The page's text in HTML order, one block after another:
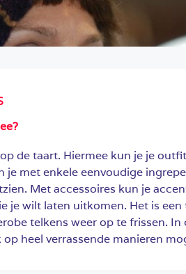
de taart. Hiermee kun je je
je met enkele eenvoudige
Met accessoires kun je
je wilt laten uitkomen. Het is een
telkens weer op te frissen. In
heel verrassende manieren